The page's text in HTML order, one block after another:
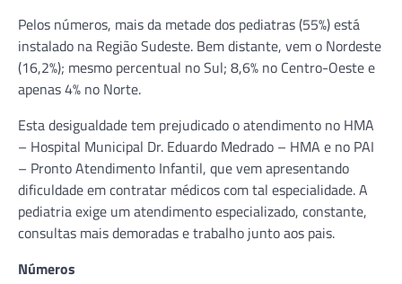
Pelos números, mais da metade dos pediatras (55%) está
instalado na Região Sudeste. Bem distante, vem o Nordeste
(16,2%); mesmo percentual no Sul; 8,6% no Centro-Oeste e
apenas 4% no Norte.
Esta desigualdade tem prejudicado o atendimento no HMA
– Hospital Municipal Dr. Eduardo Medrado – HMA e no PAI
– Pronto Atendimento Infantil, que vem apresentando
dificuldade em contratar médicos com tal especialidade. A
pediatria exige um atendimento especializado, constante,
consultas mais demoradas e trabalho junto aos pais.
Números